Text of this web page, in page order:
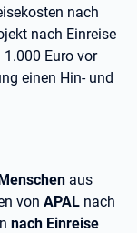
nach
nach Einreise
Euro vor
einen Hin- und
aus
von APAL nach
nach Einreise